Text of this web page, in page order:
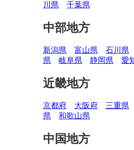
川県
千葉県
中部地方
新潟県 富山県 石川県
県
岐阜県 静岡県 愛
近畿地方
京都府 大阪府 三重県
県
和歌山県
中国地方